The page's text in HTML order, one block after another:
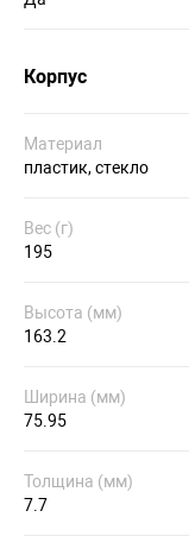
Корпус
Материал
пластик, стекло
Вес (г)
195
Высота (мм)
163.2
Ширина (мм)
75.95
Толщина (мм)
7.7